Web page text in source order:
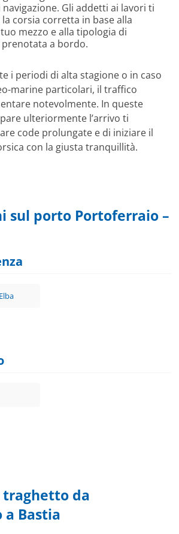
Gli addetti ai lavori ti
corsia corretta in base alla
mezzo e alla tipologia di
a bordo.
i periodi di alta stagione o in caso
marine particolari, il traffico
notevolmente. In queste
ulteriormente l’arrivo ti
code prolungate e di iniziare il
con la giusta tranquillità.
sul porto Portoferraio –
Elba
traghetto da
a Bastia